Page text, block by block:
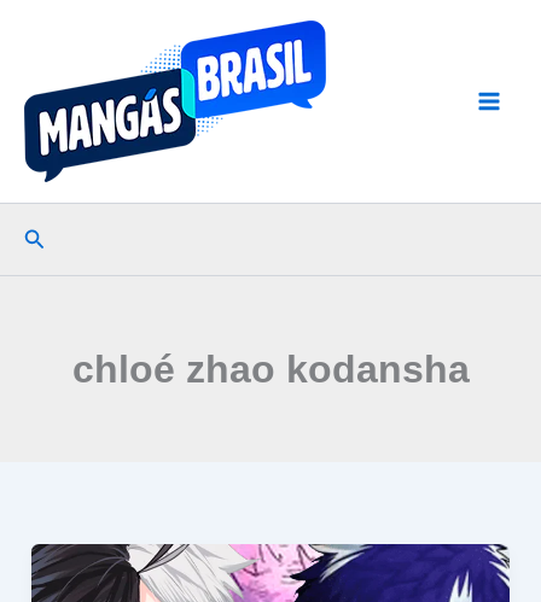
conteúdo
Pesquisar
chloé zhao kodansha